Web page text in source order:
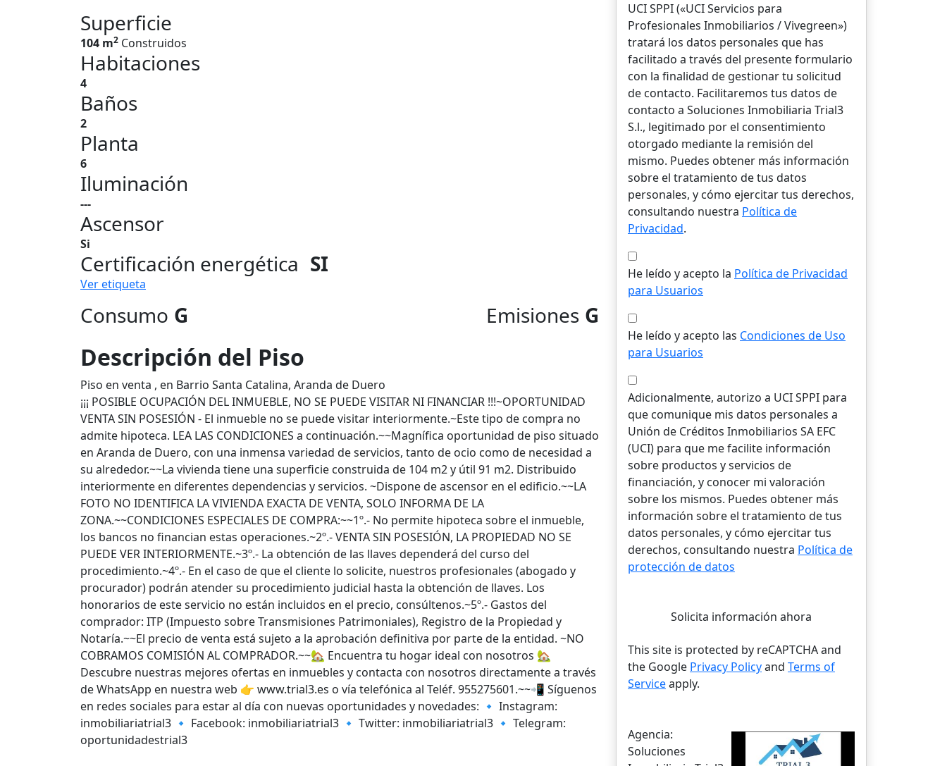
Superficie
104 m2 Construidos
Habitaciones
4
Baños
2
Planta
6
Iluminación
---
Ascensor
Si
Certificación energética SI
Ver etiqueta
Consumo G Emisiones G
Descripción del Piso
Piso en venta , en Barrio Santa Catalina, Aranda de Duero
¡¡¡ POSIBLE OCUPACIÓN DEL INMUEBLE, NO SE PUEDE VISITAR NI FINANCIAR !!!~OPORTUNIDAD
VENTA SIN POSESIÓN - El inmueble no se puede visitar interiormente.~Este tipo de compra no
admite hipoteca. LEA LAS CONDICIONES a continuación.~~Magnífica oportunidad de piso situado
en Aranda de Duero, con una inmensa variedad de servicios, tanto de ocio como de necesidad a
su alrededor.~~La vivienda tiene una superficie construida de 104 m2 y útil 91 m2. Distribuido
interiormente en diferentes dependencias y servicios. ~Dispone de ascensor en el edificio.~~LA
FOTO NO IDENTIFICA LA VIVIENDA EXACTA DE VENTA, SOLO INFORMA DE LA
ZONA.~~CONDICIONES ESPECIALES DE COMPRA:~~1º.- No permite hipoteca sobre el inmueble,
los bancos no financian estas operaciones.~2º.- VENTA SIN POSESIÓN, LA PROPIEDAD NO SE
PUEDE VER INTERIORMENTE.~3º.- La obtención de las llaves dependerá del curso del
procedimiento.~4º.- En el caso de que el cliente lo solicite, nuestros profesionales (abogado y
procurador) podrán atender su procedimiento judicial hasta la obtención de llaves. Los
honorarios de este servicio no están incluidos en el precio, consúltenos.~5º.- Gastos del
comprador: ITP (Impuesto sobre Transmisiones Patrimoniales), Registro de la Propiedad y
Notaría.~~El precio de venta está sujeto a la aprobación definitiva por parte de la entidad. ~NO
COBRAMOS COMISIÓN AL COMPRADOR.~~🏡 Encuentra tu hogar ideal con nosotros 🏡
Descubre nuestras mejores ofertas en inmuebles y contacta con nosotros directamente a través
de WhatsApp en nuestra web 👉 www.trial3.es o vía telefónica al Teléf. 955275601.~~📲 Síguenos
en redes sociales para estar al día con nuevas oportunidades y novedades: 🔹 Instagram:
inmobiliariatrial3 🔹 Facebook: inmobiliariatrial3 🔹 Twitter: inmobiliariatrial3 🔹 Telegram:
oportunidadestrial3
UCI SPPI («UCI Servicios para
Profesionales Inmobiliarios / Vivegreen»)
tratará los datos personales que has
facilitado a través del presente formulario
con la finalidad de gestionar tu solicitud
de contacto. Facilitaremos tus datos de
contacto a Soluciones Inmobiliaria Trial3
S.l., legitimado por el consentimiento
otorgado mediante la remisión del
mismo. Puedes obtener más información
sobre el tratamiento de tus datos
personales, y cómo ejercitar tus derechos,
consultando nuestra Política de
Privacidad.
He leído y acepto la Política de Privacidad
para Usuarios
He leído y acepto las Condiciones de Uso
para Usuarios
Adicionalmente, autorizo a UCI SPPI para
que comunique mis datos personales a
Unión de Créditos Inmobiliarios SA EFC
(UCI) para que me facilite información
sobre productos y servicios de
financiación, y conocer mi valoración
sobre los mismos. Puedes obtener más
información sobre el tratamiento de tus
datos personales, y cómo ejercitar tus
derechos, consultando nuestra Política de
protección de datos
Solicita información ahora
This site is protected by reCAPTCHA and
the Google Privacy Policyand Terms of
Serviceapply.
Agencia:
Soluciones